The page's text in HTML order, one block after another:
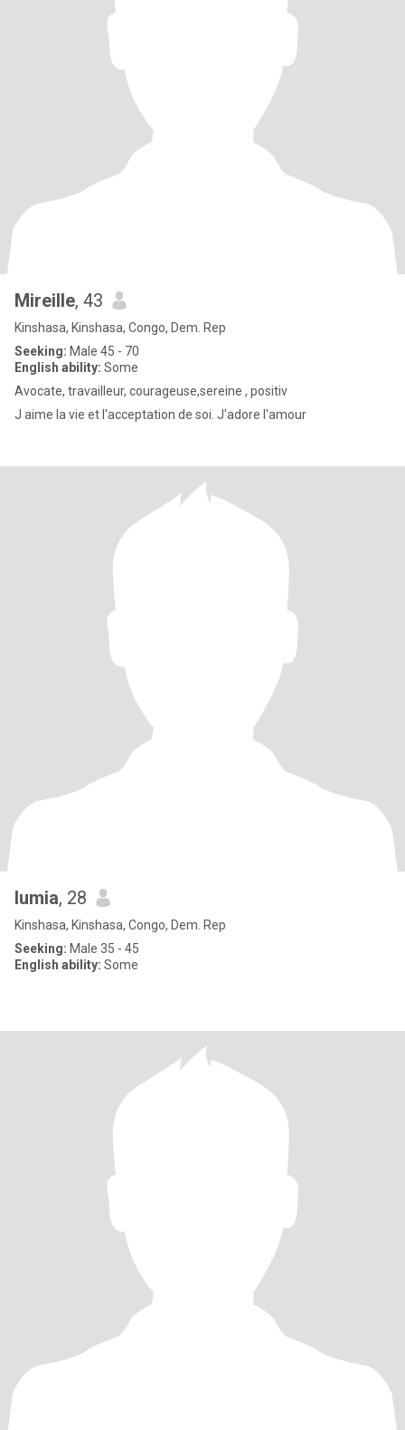
Mireille, 43
Kinshasa, Kinshasa, Congo, Dem. Rep
Seeking: Male 45 - 70
English ability: Some
Avocate, travailleur, courageuse,sereine , positiv
J aime la vie et l'acceptation de soi. J'adore l'amour
lumia, 28
Kinshasa, Kinshasa, Congo, Dem. Rep
Seeking: Male 35 - 45
English ability: Some